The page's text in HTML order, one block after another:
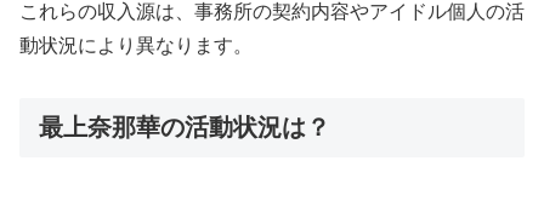
これらの収入源は、事務所の契約内容やアイドル個人の活
動状況により異なります。
最上奈那華の活動状況は？